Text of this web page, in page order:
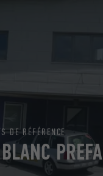
PREFA
DE RÉFÉRENCE